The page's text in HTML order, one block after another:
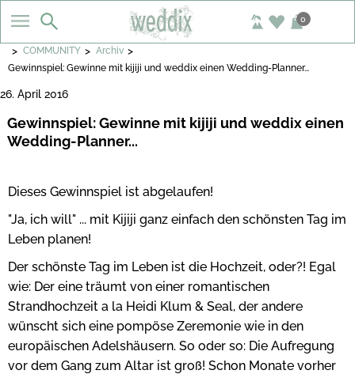
0
> COMMUNITY > Archiv >
Gewinnspiel: Gewinne mit kijiji und weddix einen Wedding-Planner...
26. April 2016
Gewinnspiel: Gewinne mit kijiji und weddix einen
Wedding-Planner...
Dieses Gewinnspiel ist abgelaufen!
"Ja, ich will" ... mit Kijiji ganz einfach den schönsten Tag im
Leben planen!
Der schönste Tag im Leben ist die Hochzeit, oder?! Egal
wie: Der eine träumt von einer romantischen
Strandhochzeit a la Heidi Klum & Seal, der andere
wünscht sich eine pompöse Zeremonie wie in den
europäischen Adelshäusern. So oder so: Die Aufregung
vor dem Gang zum Altar ist groß! Schon Monate vorher